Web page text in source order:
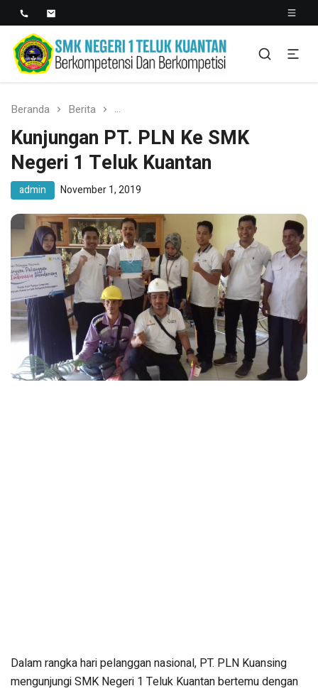
SMK NEGERI 1 TELUK
KUANTAN
Berkopetensi Dan Berkompetisi
Beranda Berita Kunjungan PT. PLN Ke SMK Negeri 1
Kunjungan PT. PLN Ke SMK
Negeri 1 Teluk Kuantan
admin November 1, 2019
Dalam rangka hari pelanggan nasional, PT. PLN Kuansing
mengunjungi SMK Negeri 1 Teluk Kuantan bertemu dengan